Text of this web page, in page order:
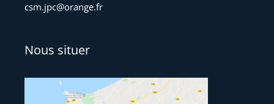
csm.jpc@orange.fr
Nous situer